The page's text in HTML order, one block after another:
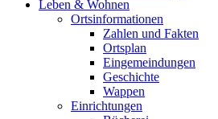
Leben & Wohnen
Ortsinformationen
Zahlen und Fakten
Ortsplan
Eingemeindungen
Geschichte
Wappen
Einrichtungen